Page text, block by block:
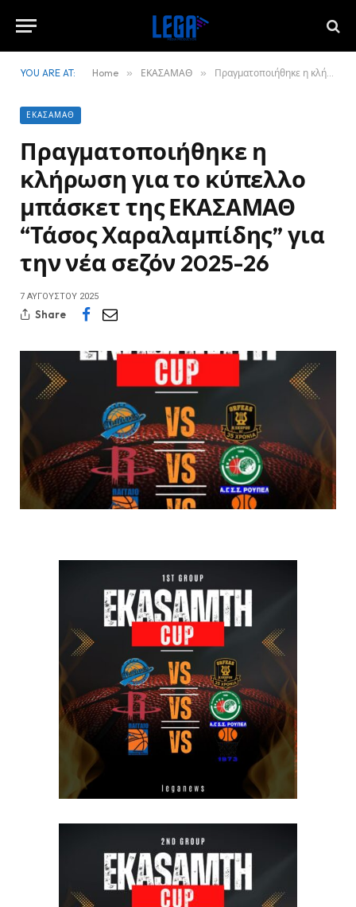
YOU ARE AT: Home » ΕΚΑΣΑΜΑΘ » Πραγματοποιήθηκε η κλήρωση για το κύπελλο μπάσκετ της ΕΚΑΣΑΜΑΘ “Τάσος Χαραλαμπίδης” για την νέα σεζόν 2025-26
ΕΚΑΣΑΜΑΘ
Πραγματοποιήθηκε η
κλήρωση για το κύπελλο
μπάσκετ της ΕΚΑΣΑΜΑΘ
“Τάσος Χαραλαμπίδης” για
την νέα σεζόν 2025-26
7 ΑΥΓΟΎΣΤΟΥ 2025
Share